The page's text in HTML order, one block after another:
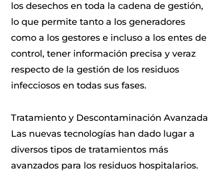
los desechos en toda la cadena de gestión,
lo que permite tanto a los generadores
como a los gestores e incluso a los entes de
control, tener información precisa y veraz
respecto de la gestión de los residuos
infecciosos en todas sus fases.
Tratamiento y Descontaminación Avanzada
Las nuevas tecnologías han dado lugar a
diversos tipos de tratamientos más
avanzados para los residuos hospitalarios.